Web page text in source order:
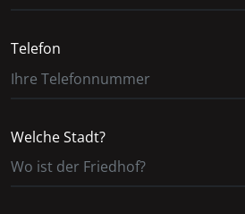
Telefon
Welche Stadt?